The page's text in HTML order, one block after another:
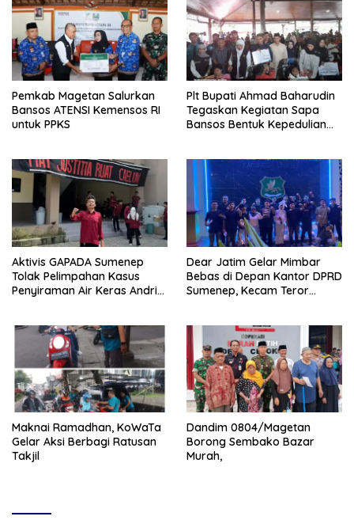
Pemkab Magetan Salurkan
Bansos ATENSI Kemensos RI
untuk PPKS
Plt Bupati Ahmad Baharudin
Tegaskan Kegiatan Sapa
Bansos Bentuk Kepedulian
Aktivis GAPADA Sumenep
Tolak Pelimpahan Kasus
Penyiraman Air Keras Andrie
Dear Jatim Gelar Mimbar
Bebas di Depan Kantor DPRD
Sumenep, Kecam Teror
Maknai Ramadhan, KoWaTa
Gelar Aksi Berbagi Ratusan
Takjil
Dandim 0804/Magetan
Borong Sembako Bazar
Murah,